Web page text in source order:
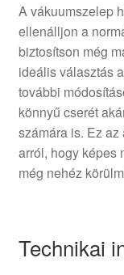
A vákuumszelep
ellenálljon a
biztosítson még
ideális választás
további
könnyű cserét
számára is. Ez
arról, hogy képes
még nehéz
Technikai